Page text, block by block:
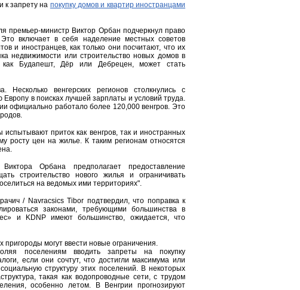
к запрету на покупку домов и квартир иностранцами
премьер-министр Виктор Орбан подчеркнул право
включает в себя наделение местных советов
и иностранцев, как только они посчитают, что их
недвижимости или строительство новых домов в
как Будапешт, Дёр или Дебрецен, может стать
Несколько венгерских регионов столкнулись с
в поисках лучшей зарплаты и условий труда.
официально работало более 120,000 венгров. Это
приток как венгров, так и иностранных
росту цен на жилье. К таким регионам относятся
Орбана предполагает предоставление
строительство нового жилья и ограничивать
на ведомых ими территориях".
/ Navracsics Tibor подтвердил, что поправка к
законами, требующими большинства в
и KDNP имеют большинство, ожидается, что
могут ввести новые ограничения.
поселениям вводить запреты на покупку
если они сочтут, что достигли максимума или
структуру этих поселений. В некоторых
такая как водопроводные сети, с трудом
особенно летом. В Венгрии прогнозируют